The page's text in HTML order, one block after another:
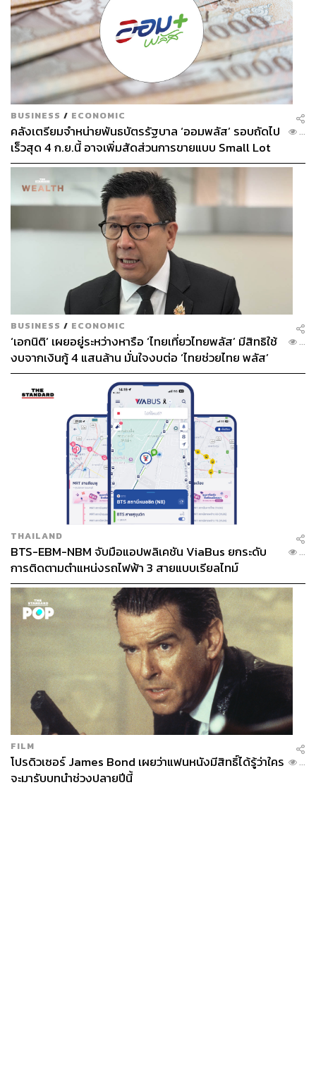
59
ABOUT THE AUTHOR
วีรวัฒน์ อัจจุตมานัส
อดีตคนทำนิตยสารผู้ชื่นชอบการเดินทาง และ
ชอบสังเกตการณ์วัฒนธรรมป๊อปทุกแขนง
BUSINESS / ECONOMIC
คลังเตรียมจำหน่ายพันธบัตรรัฐบาล ‘ออมพลัส’ รอบถัดไป
เร็วสุด 4 ก.ย.นี้ อาจเพิ่มสัดส่วนการขายแบบ Small Lot
First มากขึ้น
...
BUSINESS / ECONOMIC
‘เอกนิติ’ เผยอยู่ระหว่างหารือ ‘ไทยเที่ยวไทยพลัส’ มีสิทธิใช้
งบจากเงินกู้ 4 แสนล้าน มั่นใจงบต่อ ‘ไทยช่วยไทย พลัส’
เฟส 2 มีเพียงพอ
...
THAILAND
BTS-EBM-NBM จับมือแอปพลิเคชัน ViaBus ยกระดับ
การติดตามตำแหน่งรถไฟฟ้า 3 สายแบบเรียลไทม์
...
FILM
โปรดิวเซอร์ James Bond เผยว่าแฟนหนังมีสิทธิ์ได้รู้ว่าใคร
จะมารับบทนำช่วงปลายปีนี้
...